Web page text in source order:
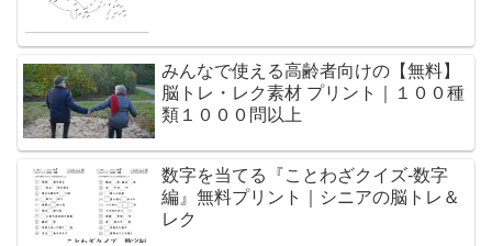
みんなで使える高齢者向けの【無料】
脳トレ・レク素材 プリント｜１００種
類１０００問以上
数字を当てる『ことわざクイズ-数字
編』無料プリント｜シニアの脳トレ＆
レク